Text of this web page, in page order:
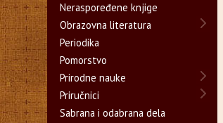
Neraspoređene knjige
Obrazovna literatura
Periodika
Pomorstvo
Prirodne nauke
Priručnici
Sabrana i odabrana dela